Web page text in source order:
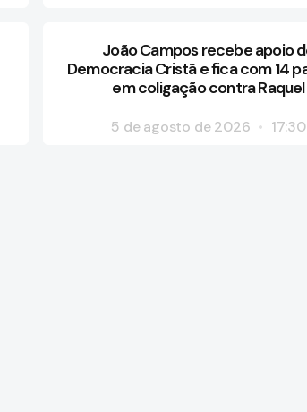
João Campos recebe apoio
Democracia Cristã e fica com 14
em coligação contra Raquel
5 de agosto de 2026 17:30